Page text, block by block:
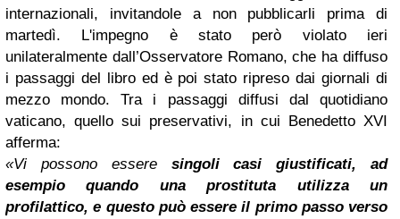
internazionali, invitandole a non pubblicarli prima di
martedì. L'impegno è stato però violato ieri
unilateralmente dall’Osservatore Romano, che ha diffuso
i passaggi del libro ed è poi stato ripreso dai giornali di
mezzo mondo. Tra i passaggi diffusi dal quotidiano
vaticano, quello sui preservativi, in cui Benedetto XVI
afferma:
«Vi possono essere singoli casi giustificati, ad
esempio quando una prostituta utilizza un
profilattico, e questo può essere il primo passo verso